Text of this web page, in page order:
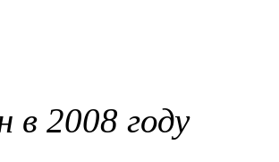
в 2008 году